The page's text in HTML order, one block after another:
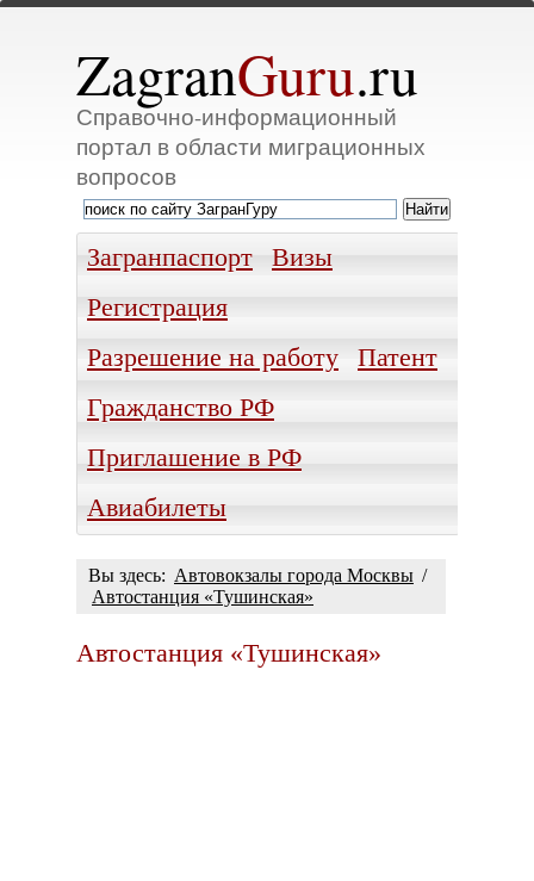
ZagranGuru.ru
Справочно-информационный
портал в области миграционных
вопросов
Загранпаспорт
Визы
Регистрация
Разрешение на работу
Патент
Гражданство РФ
Приглашение в РФ
Авиабилеты
Вы здесь: Автовокзалы города Москвы /
Автостанция «Тушинская»
Автостанция «Тушинская»